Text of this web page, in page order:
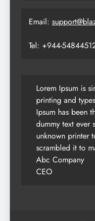
Email:
Tel: +944-
Lorem Ipsum is
printing and
Ipsum has been
dummy text ever
unknown printer
scrambled it to
Abc Company
CEO